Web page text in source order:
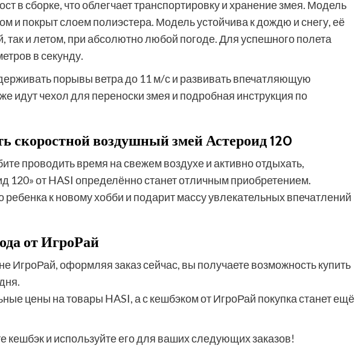
в сборке, что облегчает транспортировку и хранение змея. Модель
и покрыт слоем полиэстера. Модель устойчива к дождю и снегу, её
так и летом, при абсолютно любой погоде. Для успешного полета
в секунду.
порывы ветра до 11 м/с и развивать впечатляющую
идут чехол для переноски змея и подробная инструкция по
скоростной воздушный змей Астероид 120
проводить время на свежем воздухе и активно отдыхать,
120» от HASI определённо станет отличным приобретением.
к новому хобби и подарит массу увлекательных впечатлений
от ИгроРай
ИгроРай, оформляя заказ сейчас, вы получаете возможность купить
цены на товары HASI, а с кешбэком от ИгроРай покупка станет ещё
кешбэк и используйте его для ваших следующих заказов!